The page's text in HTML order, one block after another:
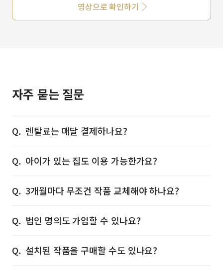
영상으로 확인하기
자주 묻는 질문
렌탈료는 매달 결제하나요?
아이가 있는 집도 이용 가능한가요?
3개월마다 무조건 작품 교체해야 하나요?
법인 명의도 가입할 수 있나요?
설치된 작품을 구매할 수도 있나요?